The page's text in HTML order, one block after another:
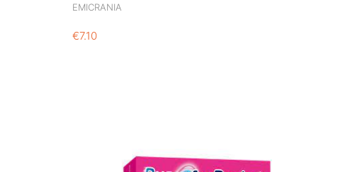
EMICRANIA
€7.10